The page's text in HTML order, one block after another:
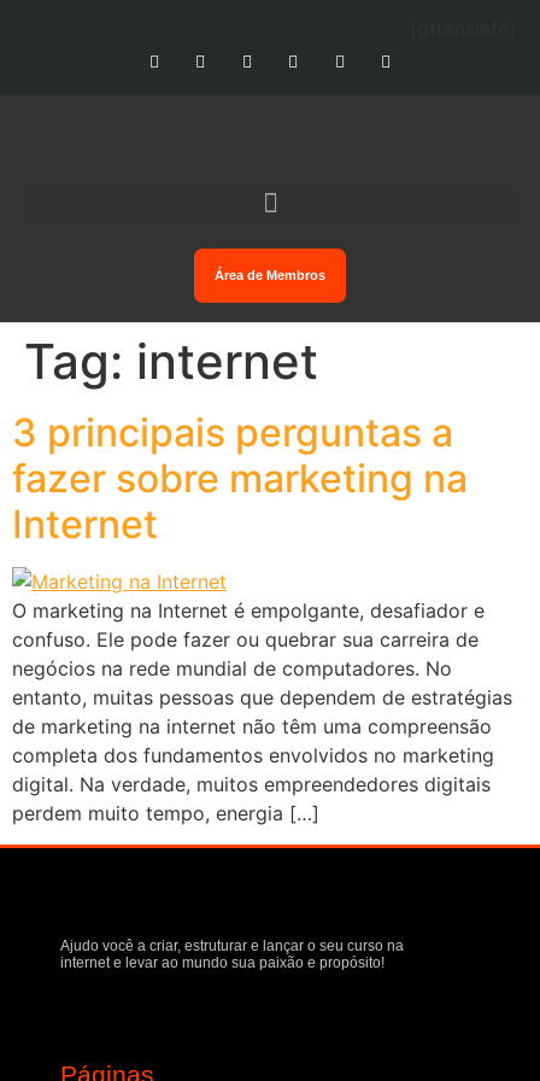
Área de Membros
Tag: internet
3 principais perguntas a
fazer sobre marketing na
Internet
O marketing na Internet é empolgante, desafiador e
confuso. Ele pode fazer ou quebrar sua carreira de
negócios na rede mundial de computadores. No
entanto, muitas pessoas que dependem de estratégias
de marketing na internet não têm uma compreensão
completa dos fundamentos envolvidos no marketing
digital. Na verdade, muitos empreendedores digitais
perdem muito tempo, energia […]
Ajudo você a criar, estruturar e lançar o seu curso na
internet e levar ao mundo sua paixão e propósito!
Páginas